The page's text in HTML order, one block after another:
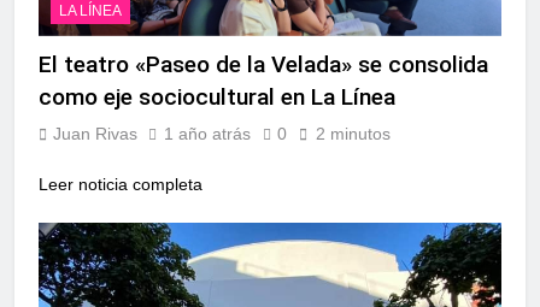
LA LÍNEA
El teatro «Paseo de la Velada» se consolida
como eje sociocultural en La Línea
Juan Rivas 1 año atrás 0 2 minutos
Leer noticia completa